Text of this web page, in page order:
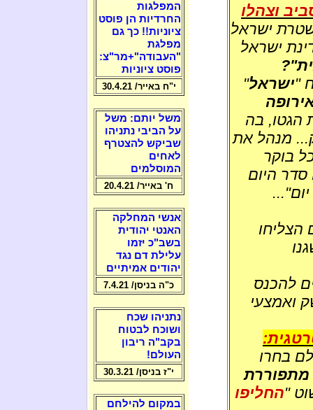
וצהלו
ישראל
ישראל
"ישראל"
הגטו, בה
מנהל את
בוקר
סדר היום
הצליחו
להכנס
ואמצעי
בחרו
מתפוררת
"החליפו
המפלגות
החרדיות הן פוסט
ציוניות!! כך גם
מפלגת
"העבודה"+מר"צ:
פוסט ציוניות
י"ח באייר/ 30.4.21
משל יותם: משל
על הביבי נתניהו
שביקש להצטרף
לאחים
המוסלמים
ח' באייר/ 20.4.21
אנשי המחלקה
האנטי יהודית
בשב"כ יזמו
עלילת דם נגד
יהודים אמיתיים
כ"ה בניסן/ 7.4.21
נתניהו שכח
ושוכח לבטוח
בקב"ה ריבון
העולם!
י"ז בניסן/ 30.3.21
במקום להילחם